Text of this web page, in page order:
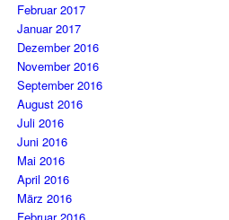
Februar 2017
Januar 2017
Dezember 2016
November 2016
September 2016
August 2016
Juli 2016
Juni 2016
Mai 2016
April 2016
März 2016